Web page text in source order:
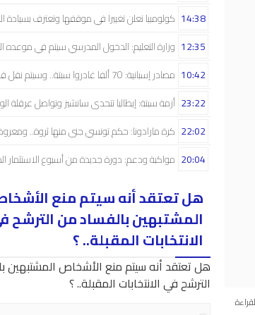
كولومبيا تعلن تغييرا في موقفها وتعترف بسيادة 14:38
وزارة التعليم: الدخول المدرسي سیتم في 12:35
مصادر إسبانية: 70 ألفا غادروا سبتة.. وسيتم نقل قاصرين للبر الرئيسي 10:42
أزمة سبتة: إيطاليا تتحدى سانشيز وتواصل عرقلة 23:22
كرة مارادونا: حكم تونسي جنى منها ثروة.. ومعروضة 22:02
مواكبة ودعم: دورة جديدة من أسبوع الاستثمار 20:04
هل تعتقد أنه سيتم منع
المشتبهين بالفساد من الترشح
الانتخابات المقبلة.. ؟
هل تعتقد أنه سيتم منع الأشخاص المشتبهين
الترشح في الانتخابات المقبلة.. ؟